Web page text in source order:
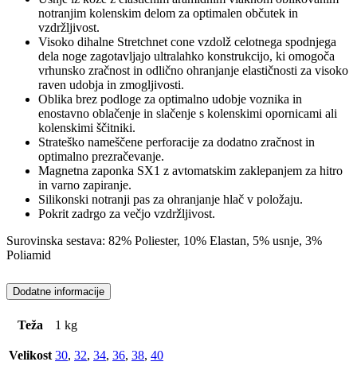
notranjim kolenskim delom za optimalen občutek in
vzdržljivost.
Visoko dihalne Stretchnet cone vzdolž celotnega spodnjega
dela noge zagotavljajo ultralahko konstrukcijo, ki omogoča
vrhunsko zračnost in odlično ohranjanje elastičnosti za visoko
raven udobja in zmogljivosti.
Oblika brez podloge za optimalno udobje voznika in
enostavno oblačenje in slačenje s kolenskimi opornicami ali
kolenskimi ščitniki.
Strateško nameščene perforacije za dodatno zračnost in
optimalno prezračevanje.
Magnetna zaponka SX1 z avtomatskim zaklepanjem za hitro
in varno zapiranje.
Silikonski notranji pas za ohranjanje hlač v položaju.
Pokrit zadrgo za večjo vzdržljivost.
Surovinska sestava: 82% Poliester, 10% Elastan, 5% usnje, 3%
Poliamid
Dodatne informacije
Teža 1 kg
Velikost 30, 32, 34, 36, 38, 40